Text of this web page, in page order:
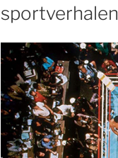
sportverhalen